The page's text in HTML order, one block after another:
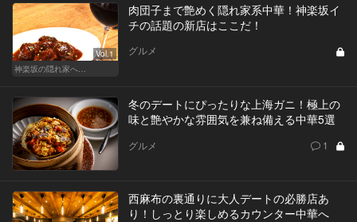
Vol.1
神楽坂の隠れ家へ…
肉団子まで艶めく隠れ家系中華！神楽坂イ
チの話題の新店はここだ！
グルメ
冬のデートにぴったりな上海ガニ！極上の
味と艶やかな雰囲気を兼ね備える中華5選
グルメ 1
西麻布の裏通りに大人デートの必勝店あ
り！しっとり楽しめるカウンター中華へ